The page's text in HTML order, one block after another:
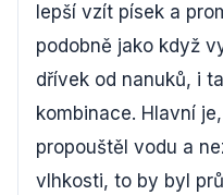
lepší vzít písek a
podobně jako když
dřívek od nanuků, i
kombinace. Hlavní
propouštěl vodu a
vlhkosti, to by byl